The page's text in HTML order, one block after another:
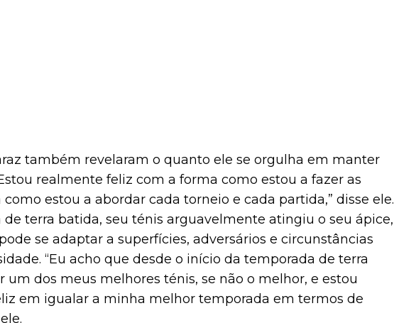
também revelaram o quanto ele se orgulha em manter
realmente feliz com a forma como estou a fazer as
estou a abordar cada torneio e cada partida,” disse ele.
de terra batida, seu ténis arguavelmente atingiu o seu ápice,
se adaptar a superfícies, adversários e circunstâncias
“Eu acho que desde o início da temporada de terra
um dos meus melhores ténis, se não o melhor, e estou
em igualar a minha melhor temporada em termos de